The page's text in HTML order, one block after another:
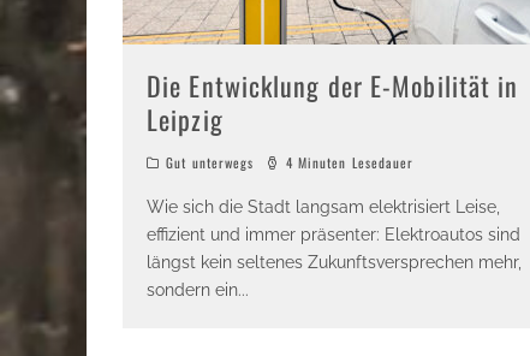
Die Entwicklung der E-Mobilität in
Leipzig
Gut unterwegs 4 Minuten Lesedauer
Wie sich die Stadt langsam elektrisiert Leise,
effizient und immer präsenter: Elektroautos sind
längst kein seltenes Zukunftsversprechen mehr,
sondern ein...